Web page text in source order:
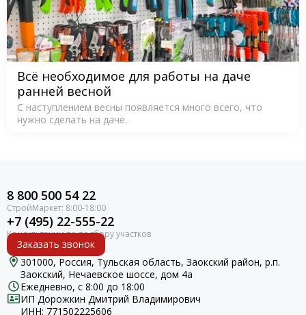
Всё необходимое для работы на даче
ранней весной
С наступлением весны появляется много всего, что
нужно сделать на даче.
8 800 500 54 22
+7 (495) 22-555-22
Заказать звонок
301000, Россия, Тульская область, Заокский район, р.п.
Заокский, Нечаевское шоссе, дом 4а
Ежедневно, с 8:00 до 18:00
ИП Дорожкин Дмитрий Владимирович
ИНН: 771502225606